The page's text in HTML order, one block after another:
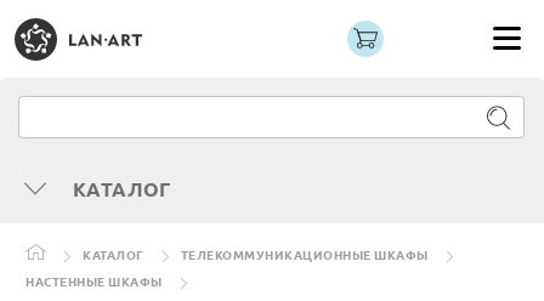
КАТАЛОГ
КАТАЛОГ
ТЕЛЕКОММУНИКАЦИОННЫЕ ШКАФЫ
НАСТЕННЫЕ ШКАФЫ